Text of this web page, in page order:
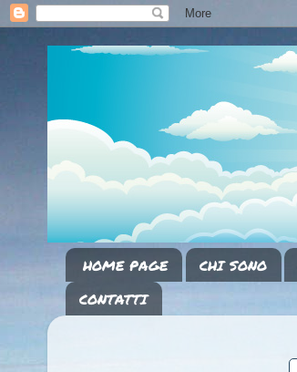
HOME PAGE CHI SONO
CONTATTI